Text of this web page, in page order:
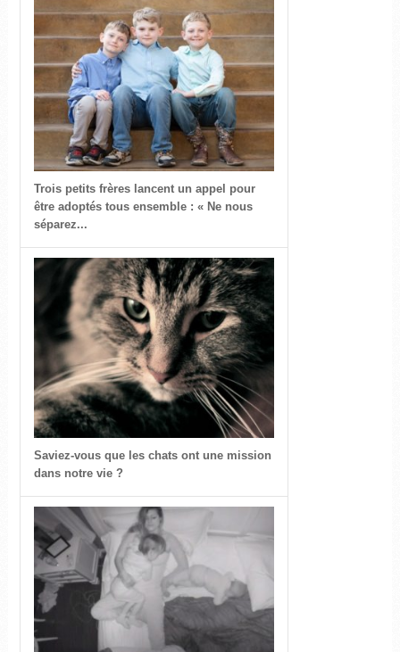
Trois petits frères lancent un appel pour
être adoptés tous ensemble : « Ne nous
séparez...
Saviez-vous que les chats ont une mission
dans notre vie ?